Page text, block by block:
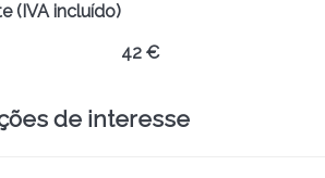
(IVA incluído)
42 €
de interesse